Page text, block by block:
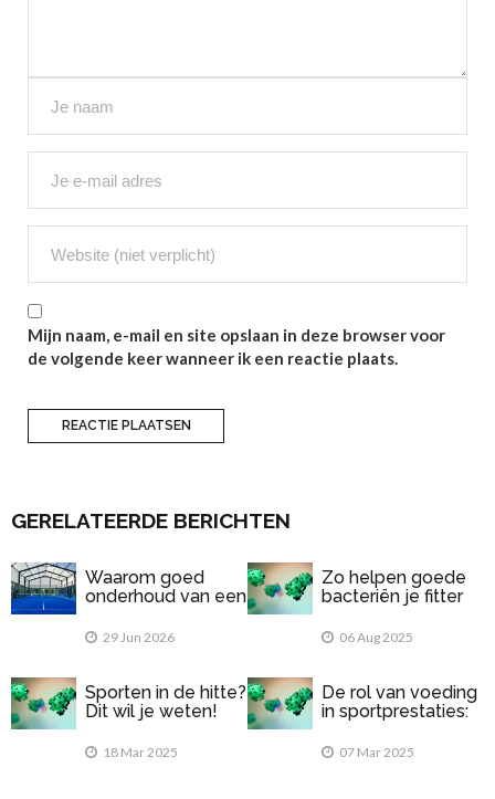
Mijn naam, e-mail en site opslaan in deze browser voor
de volgende keer wanneer ik een reactie plaats.
GERELATEERDE BERICHTEN
Waarom goed
onderhoud van een
belangrijk is
29 Jun 2026
Zo helpen goede
bacteriën je fitter
06 Aug 2025
Sporten in de hitte?
Dit wil je weten!
18 Mar 2025
De rol van voeding
in sportprestaties:
na het sporten?
07 Mar 2025